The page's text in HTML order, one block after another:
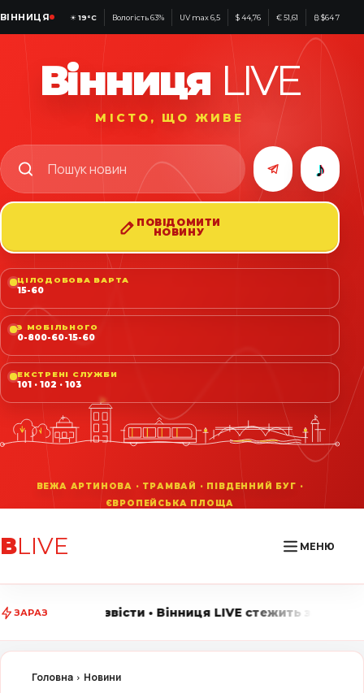
ВІННИЦЯ ☀19°C Вологість 63% UV max 6,5 $ 44,76 € 51,61 ₿ $64 797
Вінниця LIVE
МІСТО, ЩО ЖИВЕ
♪
ПОВІДОМИТИ
НОВИНУ
ЦІЛОДОБОВА ВАРТА
15-60
З МОБІЛЬНОГО
0-800-60-15-60
ЕКСТРЕНІ СЛУЖБИ
101 · 102 · 103
ВLIVE МЕНЮ
ЗАРАЗ
• Вінниця LIVE стежить за головними подіями
Головна Новини